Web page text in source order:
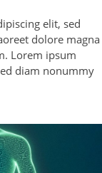
elit, sed
dolore magna
Lorem ipsum
diam nonummy